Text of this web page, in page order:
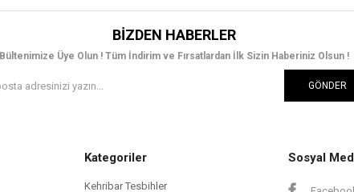
BIZDEN HABERLER
Bültenimize Üye Olun ! Tüm İndirim ve Fırsatlardan İlk Sizin Haberiniz Olsun !
GÖNDER
Kategoriler
Kehribar Tesbihler
Sosyal